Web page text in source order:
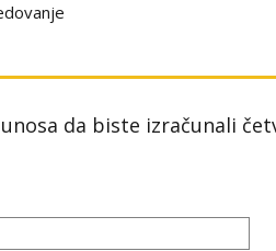
da biste izračunali